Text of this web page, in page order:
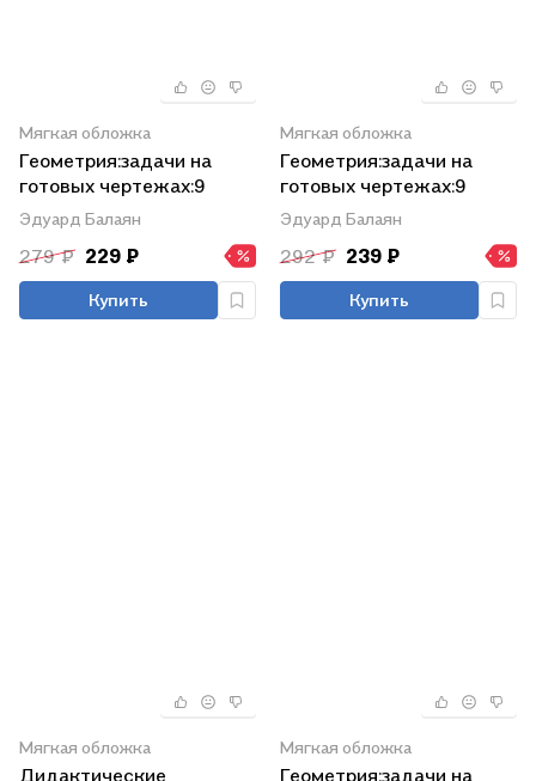
Мягкая обложка
Геометрия:задачи на
готовых чертежах:9
кл.:базовый
Эдуард Балаян
279 ₽ 229 ₽
Купить
Мягкая обложка
Геометрия:задачи на
готовых чертежах:9
кл.:профил.
Эдуард Балаян
292 ₽ 239 ₽
Купить
Мягкая обложка
Дидактические
Мягкая обложка
Геометрия:задачи на